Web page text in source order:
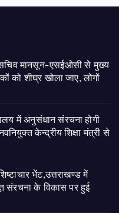
मानसून-एसईओसी से मुख्य
को शीघ्र खोला जाए, लोगों
में अनुसंधान संरचना होगी
केन्द्रीय शिक्षा मंत्री से
भेंट,उत्तराखण्ड में
संरचना के विकास पर हुई